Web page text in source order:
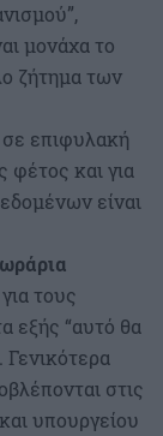
μονάχα το
ζήτημα των
σε επιφυλακή
φέτος και για
είναι
τους
εξής “αυτό θα
στις
υπουργείου